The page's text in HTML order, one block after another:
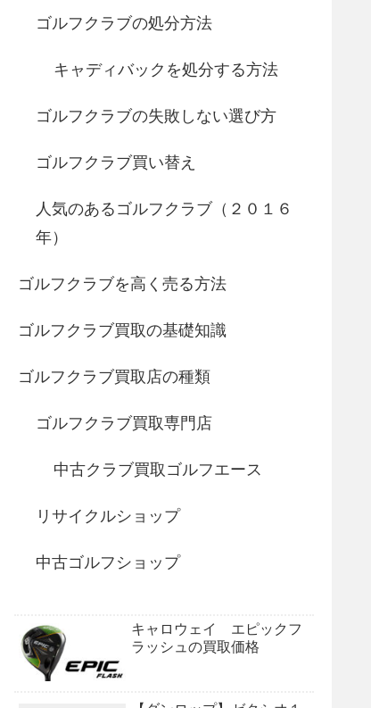
ゴルフクラブの処分方法
キャディバックを処分する方法
ゴルフクラブの失敗しない選び方
ゴルフクラブ買い替え
人気のあるゴルフクラブ（２０１６
年）
ゴルフクラブを高く売る方法
ゴルフクラブ買取の基礎知識
ゴルフクラブ買取店の種類
ゴルフクラブ買取専門店
中古クラブ買取ゴルフエース
リサイクルショップ
中古ゴルフショップ
キャロウェイ エピックフ
ラッシュの買取価格